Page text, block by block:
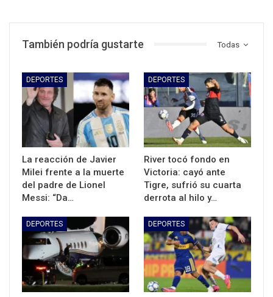
Todas
También podría gustarte
DEPORTES
La reacción de Javier
Milei frente a la muerte
del padre de Lionel
Messi: “Da…
DEPORTES
River tocó fondo en
Victoria: cayó ante
Tigre, sufrió su cuarta
derrota al hilo y…
DEPORTES DEPORTES